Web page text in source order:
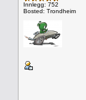
Innlegg: 752
Bosted: Trondheim